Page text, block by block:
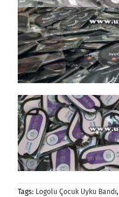
Tags: Logolu Çocuk Uyku Bandı,